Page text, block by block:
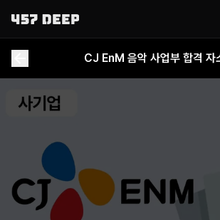
CJ EnM 음악 사업부 합격 자